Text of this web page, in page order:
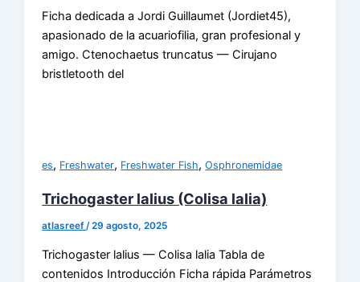
Ficha dedicada a Jordi Guillaumet (Jordiet45),
apasionado de la acuariofilia, gran profesional y
amigo. Ctenochaetus truncatus — Cirujano
bristletooth del
es, Freshwater, Freshwater Fish,Osphronemidae
Trichogaster lalius (Colisa lalia)
atlasreef/29 agosto, 2025
Trichogaster lalius — Colisa lalia Tabla de
contenidos Introducción Ficha rápida Parámetros